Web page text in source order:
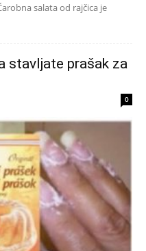
salata od rajčica je
stavljate prašak za
0